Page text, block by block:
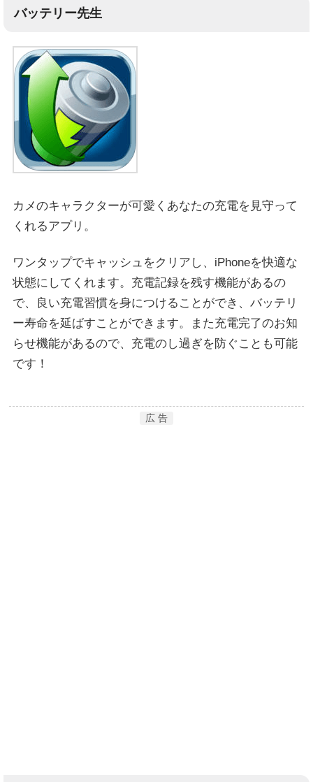
バッテリー先生
カメのキャラクターが可愛くあなたの充電を見守って
くれるアプリ。
ワンタップでキャッシュをクリアし、iPhoneを快適な
状態にしてくれます。充電記録を残す機能があるの
で、良い充電習慣を身につけることができ、バッテリ
ー寿命を延ばすことができます。また充電完了のお知
らせ機能があるので、充電のし過ぎを防ぐことも可能
です！
広 告